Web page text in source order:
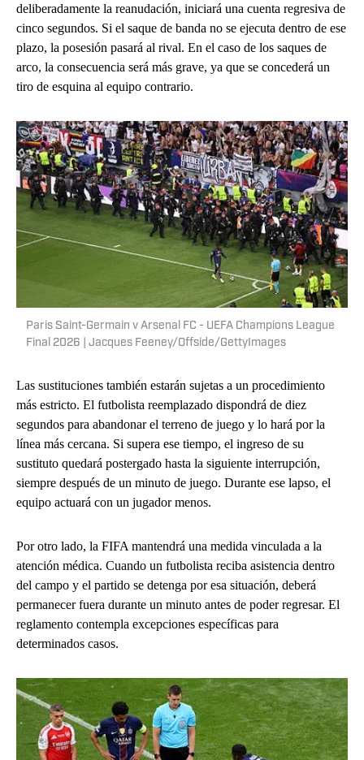
deliberadamente la reanudación, iniciará una cuenta regresiva de
cinco segundos. Si el saque de banda no se ejecuta dentro de ese
plazo, la posesión pasará al rival. En el caso de los saques de
arco, la consecuencia será más grave, ya que se concederá un
tiro de esquina al equipo contrario.
Paris Saint-Germain v Arsenal FC - UEFA Champions League
Final 2026 | Jacques Feeney/Offside/GettyImages
Las sustituciones también estarán sujetas a un procedimiento
más estricto. El futbolista reemplazado dispondrá de diez
segundos para abandonar el terreno de juego y lo hará por la
línea más cercana. Si supera ese tiempo, el ingreso de su
sustituto quedará postergado hasta la siguiente interrupción,
siempre después de un minuto de juego. Durante ese lapso, el
equipo actuará con un jugador menos.
Por otro lado, la FIFA mantendrá una medida vinculada a la
atención médica. Cuando un futbolista reciba asistencia dentro
del campo y el partido se detenga por esa situación, deberá
permanecer fuera durante un minuto antes de poder regresar. El
reglamento contempla excepciones específicas para
determinados casos.